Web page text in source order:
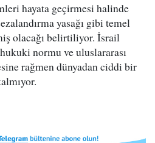
hayata geçirmesi halinde
yasağı gibi temel
olacağı belirtiliyor. İsrail
normu ve uluslararası
rağmen dünyadan ciddi bir